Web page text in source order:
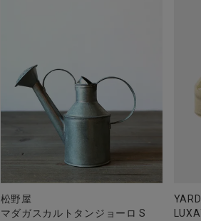
松野屋
マダガスカルトタンジョーロ S
YARD